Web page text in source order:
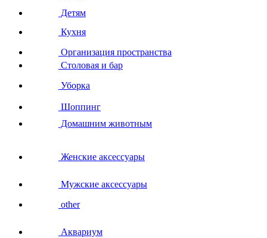
Детям
Кухня
Организация пространства
Столовая и бар
Уборка
Шоппинг
Домашним животным
Женские аксессуары
Мужские аксессуары
other
Аквариум